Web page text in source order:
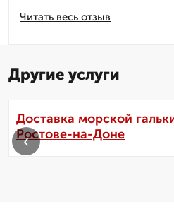
Читать весь отзыв
Другие услуги
Доставка морской
Ростове-на-Доне
‹